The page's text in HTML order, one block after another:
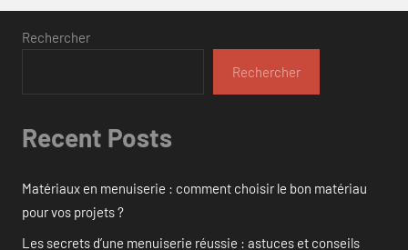
Rechercher
Rechercher
Recent Posts
Matériaux en menuiserie : comment choisir le bon matériau
pour vos projets ?
Les secrets d’une menuiserie réussie : astuces et conseils